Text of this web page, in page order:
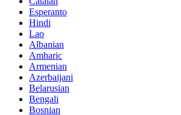
Esperanto
Hindi
Lao
Albanian
Amharic
Armenian
Azerbaijani
Belarusian
Bengali
Bosnian